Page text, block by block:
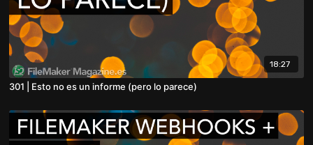
18:27
301 | Esto no es un informe (pero lo parece)